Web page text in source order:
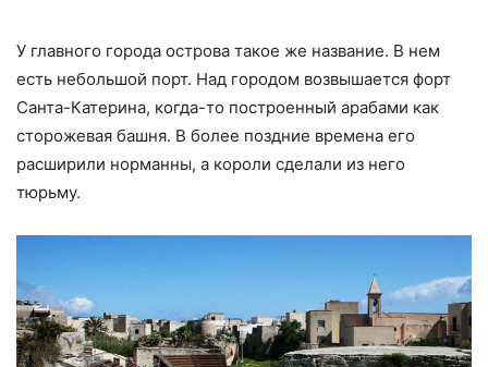
У главного города острова такое же название. В нем
есть небольшой порт. Над городом возвышается форт
Санта-Катерина, когда-то построенный арабами как
сторожевая башня. В более поздние времена его
расширили норманны, а короли сделали из него
тюрьму.